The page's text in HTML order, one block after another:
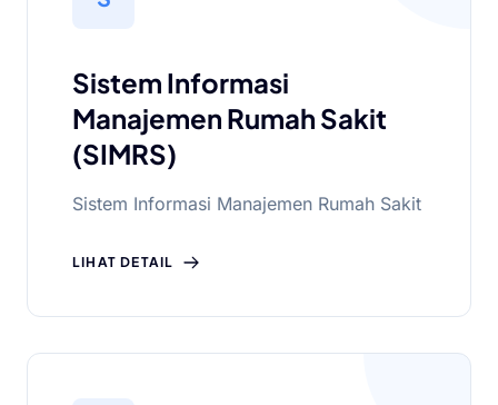
Sistem Informasi
Manajemen Rumah Sakit
(SIMRS)
Sistem Informasi Manajemen Rumah Sakit
LIHAT DETAIL